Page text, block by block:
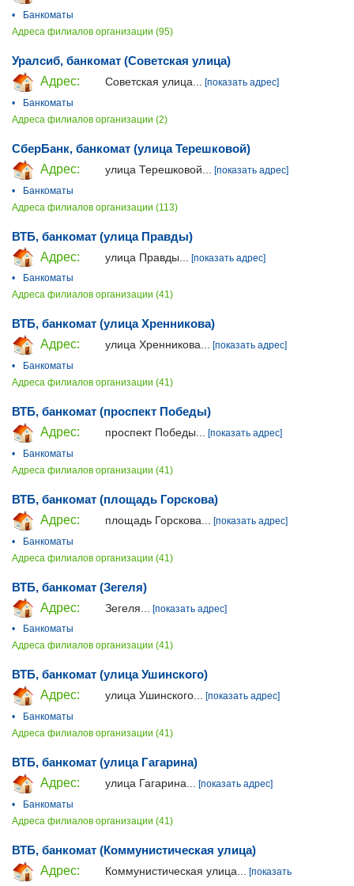
•
Банкоматы
Адреса филиалов организации (95)
Уралсиб, банкомат (Советская улица)
Адрес:
Советская улица...
[показать адрес]
•
Банкоматы
Адреса филиалов организации (2)
СберБанк, банкомат (улица Терешковой)
Адрес:
улица Терешковой...
[показать адрес]
•
Банкоматы
Адреса филиалов организации (113)
ВТБ, банкомат (улица Правды)
Адрес:
улица Правды...
[показать адрес]
•
Банкоматы
Адреса филиалов организации (41)
ВТБ, банкомат (улица Хренникова)
Адрес:
улица Хренникова... [показать адрес]
•
Банкоматы
Адреса филиалов организации (41)
ВТБ, банкомат (проспект Победы)
Адрес:
проспект Победы...
[показать адрес]
•
Банкоматы
Адреса филиалов организации (41)
ВТБ, банкомат (площадь Горскова)
Адрес:
площадь Горскова...
[показать адрес]
•
Банкоматы
Адреса филиалов организации (41)
ВТБ, банкомат (Зегеля)
Адрес:
Зегеля...
[показать адрес]
•
Банкоматы
Адреса филиалов организации (41)
ВТБ, банкомат (улица Ушинского)
Адрес:
улица Ушинского... [показать адрес]
•
Банкоматы
Адреса филиалов организации (41)
ВТБ, банкомат (улица Гагарина)
Адрес:
улица Гагарина... [показать адрес]
•
Банкоматы
Адреса филиалов организации (41)
ВТБ, банкомат (Коммунистическая улица)
Адрес:
Коммунистическая улица...
[показать